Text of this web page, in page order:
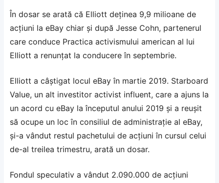
În dosar se arată că Elliott deținea 9,9 milioane de
acțiuni la eBay chiar și după Jesse Cohn, partenerul
care conduce Practica activismului american al lui
Elliott a renunțat la conducere în septembrie.
Elliott a câștigat locul eBay în martie 2019. Starboard
Value, un alt investitor activist influent, care a ajuns la
un acord cu eBay la începutul anului 2019 și a reușit
să ocupe un loc în consiliul de administrație al eBay,
și-a vândut restul pachetului de acțiuni în cursul celui
de-al treilea trimestru, arată un dosar.
Fondul speculativ a vândut 2.090.000 de acțiuni